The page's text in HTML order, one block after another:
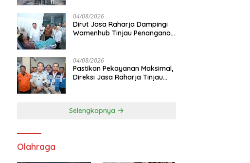
masyarakat
04/08/2026
Dirut Jasa Raharja Dampingi
Wamenhub Tinjau Penanganan
04/08/2026
Pastikan Pekayanan Maksimal,
Direksi Jasa Raharja Tinjau
Selengkapnya
Olahraga